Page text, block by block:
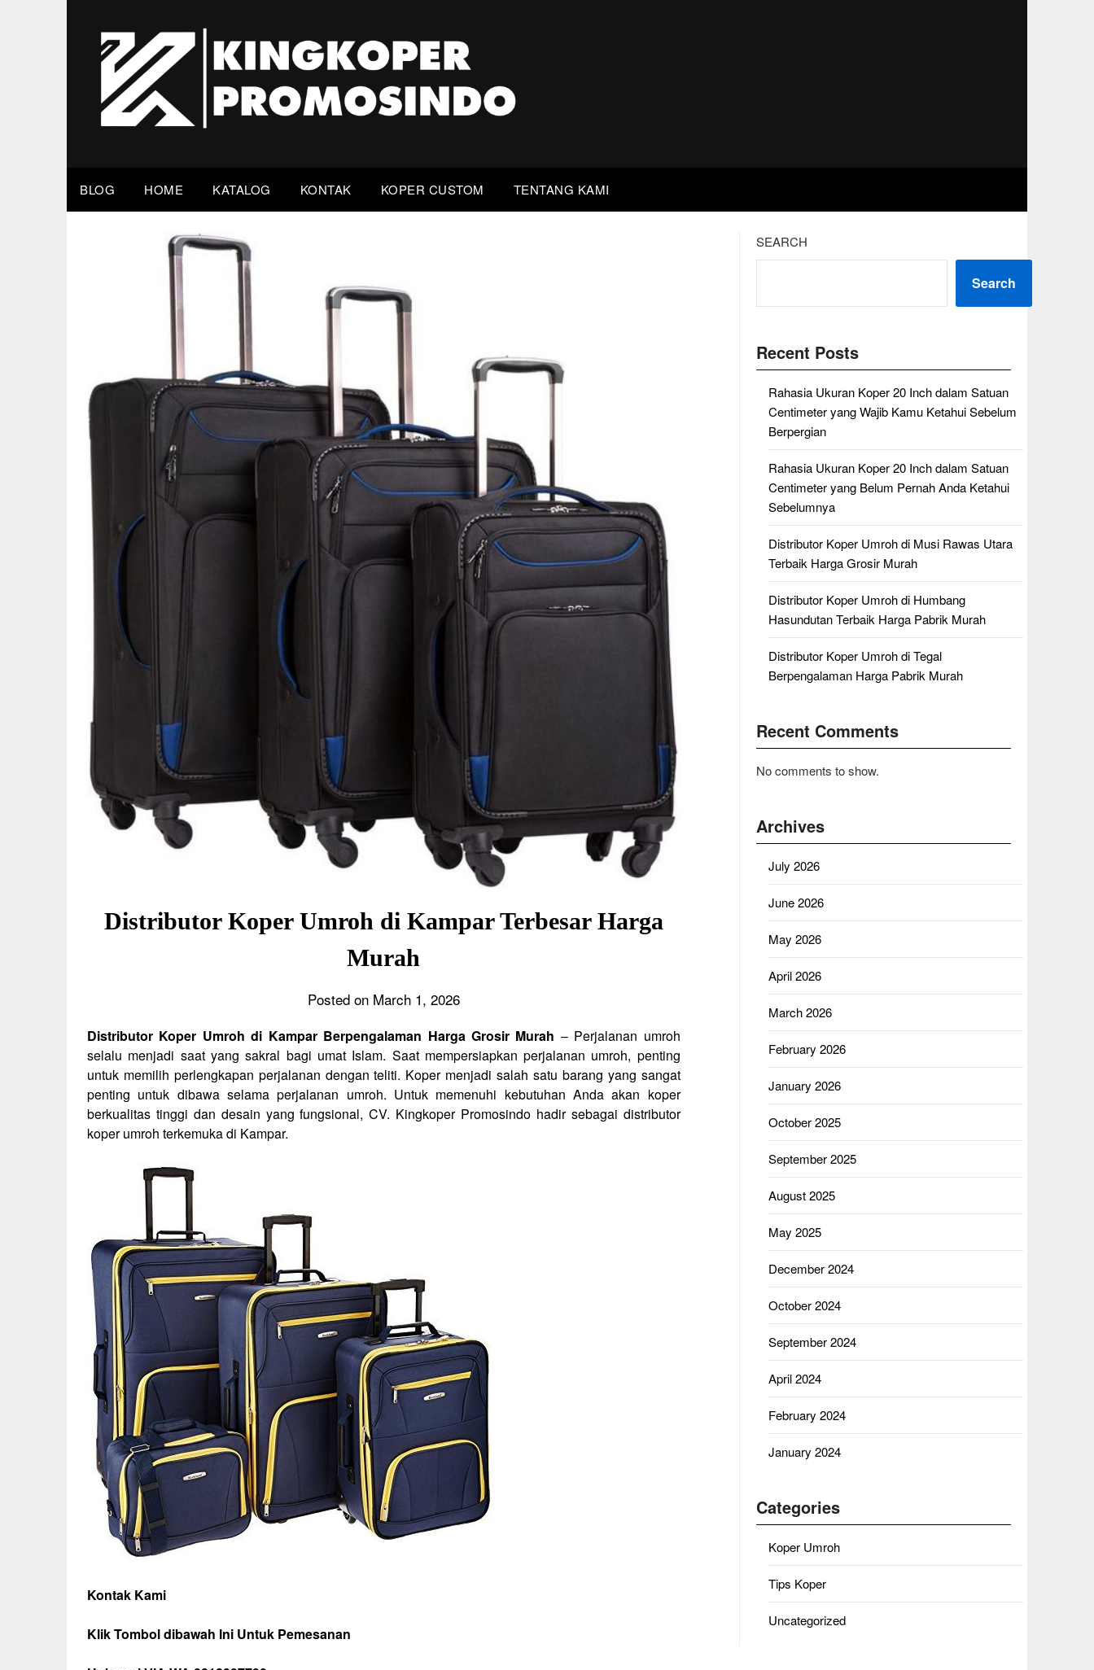
BLOG HOME KATALOG KONTAK KOPER CUSTOM TENTANG KAMI
Distributor Koper Umroh di Kampar Terbesar Harga
Murah
Posted on March 1, 2026
Distributor Koper Umroh di Kampar Berpengalaman Harga Grosir Murah – Perjalanan umroh
selalu menjadi saat yang sakral bagi umat Islam. Saat mempersiapkan perjalanan umroh, penting
untuk memilih perlengkapan perjalanan dengan teliti. Koper menjadi salah satu barang yang sangat
penting untuk dibawa selama perjalanan umroh. Untuk memenuhi kebutuhan Anda akan koper
berkualitas tinggi dan desain yang fungsional, CV. Kingkoper Promosindo hadir sebagai distributor
koper umroh terkemuka di Kampar.
Kontak Kami
Klik Tombol dibawah Ini Untuk Pemesanan
SEARCH
Search
Recent Posts
Rahasia Ukuran Koper 20 Inch dalam Satuan
Centimeter yang Wajib Kamu Ketahui Sebelum
Berpergian
Rahasia Ukuran Koper 20 Inch dalam Satuan
Centimeter yang Belum Pernah Anda Ketahui
Sebelumnya
Distributor Koper Umroh di Musi Rawas Utara
Terbaik Harga Grosir Murah
Distributor Koper Umroh di Humbang
Hasundutan Terbaik Harga Pabrik Murah
Distributor Koper Umroh di Tegal
Berpengalaman Harga Pabrik Murah
Recent Comments
No comments to show.
Archives
July 2026
June 2026
May 2026
April 2026
March 2026
February 2026
January 2026
October 2025
September 2025
August 2025
May 2025
December 2024
October 2024
September 2024
April 2024
February 2024
January 2024
Categories
Koper Umroh
Tips Koper
Uncategorized